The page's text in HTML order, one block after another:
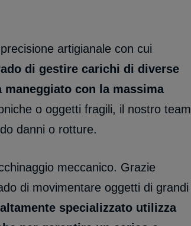
artigianale con cui
di gestire carichi di diverse
con la massima
o oggetti fragili, il nostro team
danni o rotture.
meccanico. Grazie
di movimentare oggetti di grandi
specializzato utilizza